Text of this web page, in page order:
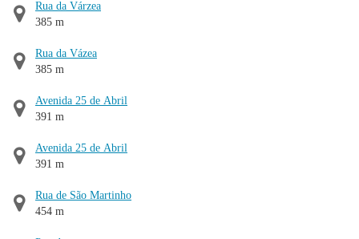
Rua da Várzea
385 m
Rua da Vázea
385 m
Avenida 25 de Abril
391 m
Avenida 25 de Abril
391 m
Rua de São Martinho
454 m